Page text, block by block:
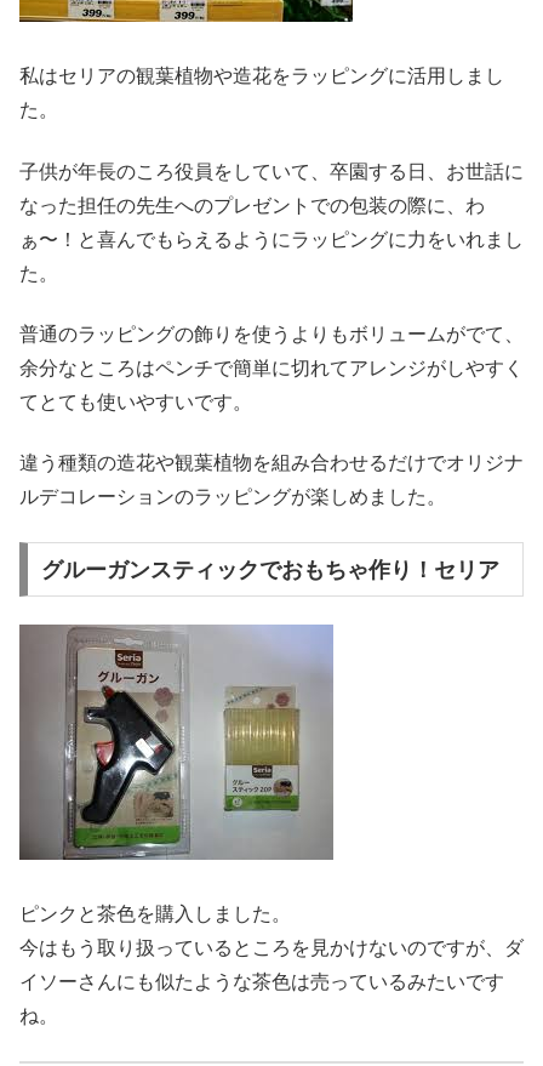
私はセリアの観葉植物や造花をラッピングに活用しまし
た。
子供が年長のころ役員をしていて、卒園する日、お世話に
なった担任の先生へのプレゼントでの包装の際に、わ
ぁ〜！と喜んでもらえるようにラッピングに力をいれまし
た。
普通のラッピングの飾りを使うよりもボリュームがでて、
余分なところはペンチで簡単に切れてアレンジがしやすく
てとても使いやすいです。
違う種類の造花や観葉植物を組み合わせるだけでオリジナ
ルデコレーションのラッピングが楽しめました。
グルーガンスティックでおもちゃ作り！セリア
ピンクと茶色を購入しました。
今はもう取り扱っているところを見かけないのですが、ダ
イソーさんにも似たような茶色は売っているみたいです
ね。